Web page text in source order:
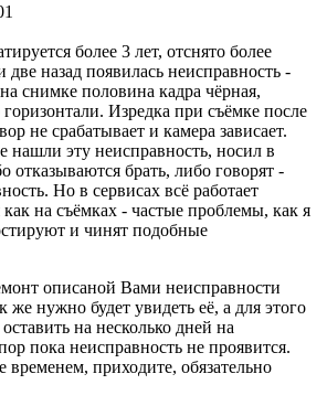
более 3 лет, отснято более
две назад появилась неисправность -
снимке половина кадра чёрная,
Изредка при съёмке после
не срабатывает и камера зависает.
нашли эту неисправность, носил в
отказываются брать, либо говорят -
Но в сервисах всё работает
на съёмках - частые проблемы, как я
и чинят подобные
описаной Вами неисправности
нужно будет увидеть её, а для этого
на несколько дней на
пока неисправность не проявится.
временем, приходите, обязательно